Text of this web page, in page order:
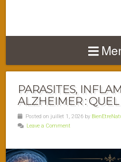
PARASITES,
ALZHEIMER :
Posted on juillet 1, 2026 by
Leave a Comment